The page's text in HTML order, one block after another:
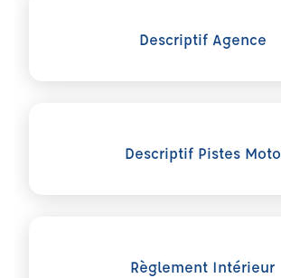
Descriptif Agence
Descriptif Pistes Moto
Règlement Intérieur